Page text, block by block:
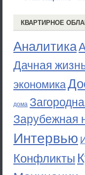
КВАРТИРНОЕ
Аналитика
Дачная
экономика
дома
Зарубежная
Интервью
Конфликты